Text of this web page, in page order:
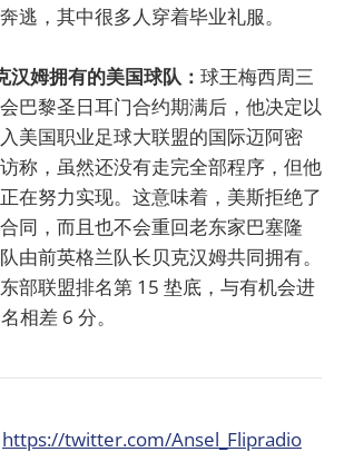
逃，其中很多人穿着毕业礼服。
汉姆拥有的美国球队： 球王梅西周三
巴黎圣日耳门合约期满后，他决定以
美国职业足球大联盟的国际迈阿密
称，虽然还没有走完全部程序，但他
在努力实现。这意味着，美斯拒绝了
同，而且也不会重回老东家巴塞隆
由前英格兰队长贝克汉姆共同拥有。
部联盟排名第 15 垫底，与有机会进
相差 6 分。
https://twitter.com/Ansel_Flipradio